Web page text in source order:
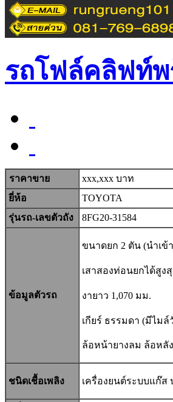
รถโฟล์คลิฟท์พ
ราคาขาย
xxx,xxx บาท
ยี่ห้อ
TOYOTA
รุ่นรถ-เลขตัวถัง
8FG20-31584
ข้อมูลตัวรถ
ขนาดยก 2 ตัน (นำเข้
เสาสองท่อนยกได้สูงสุ
งายาว 1,070 มม.
เกียร์ ธรรมดา (มีไมล์
ล้อหน้ายางลม ล้อหลั
ชนิดเชื้อเพลิง เครื่องยนต์ระบบแก๊ส